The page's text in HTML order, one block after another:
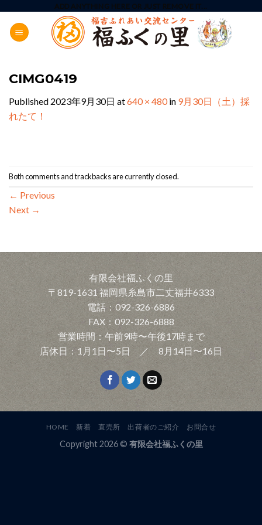
content
ADD ANYTHING HERE OR JUST REMOVE IT...
CIMG0419
Published 2023年9月30日 at640 × 480in 9月30日（土）採
れたて！
Both comments and trackbacks are currently closed.
← Previous
Next →
有限会社福ふくの里
〒819-1631 福岡県糸島市二丈福井6333
電話：092-326-6886
FAX：092-326-6888
営業時間：午前9時〜午後17時まで
店休日：1月1日〜5日 ／ 8月14日〜16日
HOME 新着 直売所 出荷者のご紹介 お問合せ
Copyright 2026 © 有限会社福ふくの里